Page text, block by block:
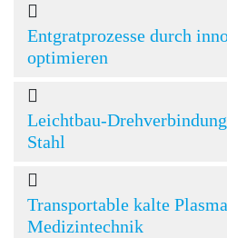
Entgratprozesse durch
optimieren
Leichtbau-
Stahl
Transportable kalte
Medizintechnik